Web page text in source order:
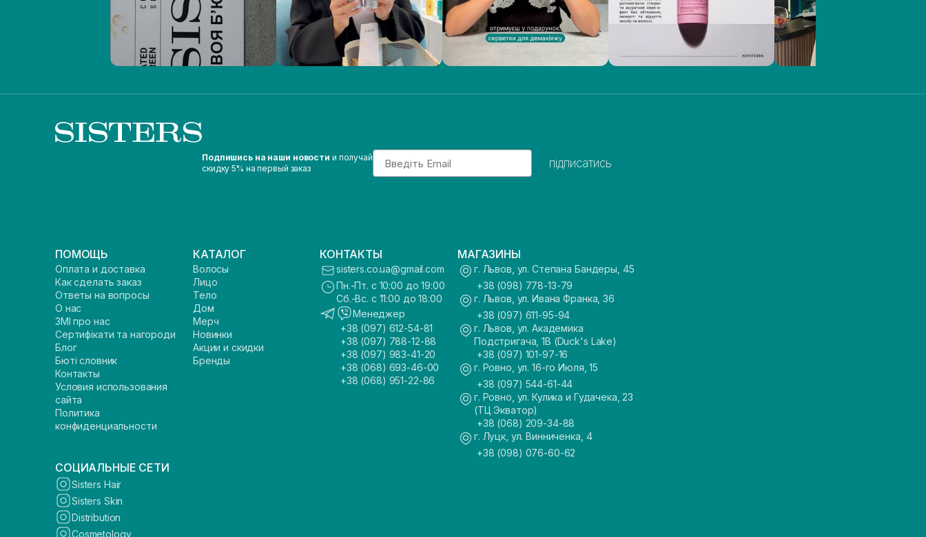
Подпишись на наши новости и получай
скидку 5% на первый заказ
Email
підписатись
ПОМОЩЬ
Оплата и доставка
Как сделать заказ
Ответы на вопросы
О нас
ЗМІ про нас
Сертифікати та нагороди
Блог
Бюті словник
Контакты
Условия использования
сайта
Политика
конфиденциальности
КАТАЛОГ
Волосы
Лицо
Тело
Дом
Мерч
Новинки
Акции и скидки
Бренды
КОНТАКТЫ
sisters.co.ua@gmail.com
Пн.-Пт. с 10:00 до 19:00
Сб.-Вс. с 11:00 до 18:00
Менеджер
+38 (097) 612-54-81
+38 (097) 788-12-88
+38 (097) 983-41-20
+38 (068) 693-46-00
+38 (068) 951-22-86
МАГАЗИНЫ
г. Львов, ул. Степана Бандеры, 45
+38 (098) 778-13-79
г. Львов, ул. Ивана Франка, 36
+38 (097) 611-95-94
г. Львов, ул. Академика
Подстригача, 1В (Duck's Lake)
+38 (097) 101-97-16
г. Ровно, ул. 16-го Июля, 15
+38 (097) 544-61-44
г. Ровно, ул. Кулика и Гудачека, 23
(ТЦ Экватор)
+38 (068) 209-34-88
г. Луцк, ул. Винниченка, 4
+38 (098) 076-60-62
СОЦИАЛЬНЫЕ СЕТИ
Sisters Hair
Sisters Skin
Distribution
Cosmetology